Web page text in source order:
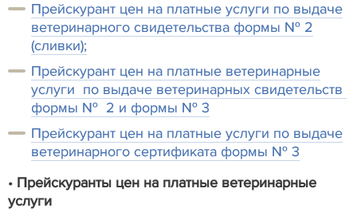
Прейскурант цен на платные услуги по выдаче
ветеринарного свидетельства формы № 2
(сливки);
Прейскурант цен на платные ветеринарные
услуги по выдаче ветеринарных свидетельств
формы № 2 и формы № 3
Прейскурант цен на платные услуги по выдаче
ветеринарного сертификата формы № 3
• Прейскуранты цен на платные ветеринарные
услуги